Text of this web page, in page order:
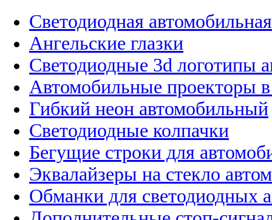
Светодиодная
Ангельские глазки
Светодиодные 3d логотипы
Автомобильные проекторы
Гибкий неон автомобильный
Светодиодные колпачки
Бегущие строки для
Эквалайзеры на стекло
Обманки для светодиодных